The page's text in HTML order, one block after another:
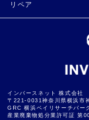
リペア
インバースネット 株式会社
〒221-0031神奈川県横浜市
GRC 横浜ベイリサーチパー
産業廃棄物処分業許可証 第